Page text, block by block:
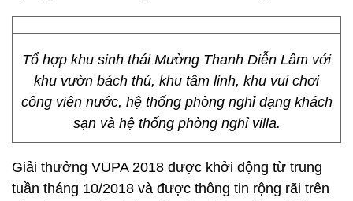
Tổ hợp khu sinh thái Mường Thanh Diễn Lâm với
khu vườn bách thú, khu tâm linh, khu vui chơi
công viên nước, hệ thống phòng nghỉ dạng khách
sạn và hệ thống phòng nghỉ villa.
Giải thưởng VUPA 2018 được khởi động từ trung
tuần tháng 10/2018 và được thông tin rộng rãi trên